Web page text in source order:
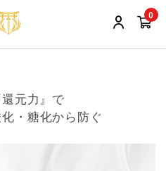
0
元力』で
・糖化から防ぐ